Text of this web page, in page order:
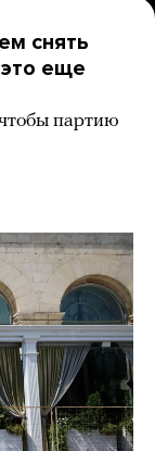
снять
еще
партию